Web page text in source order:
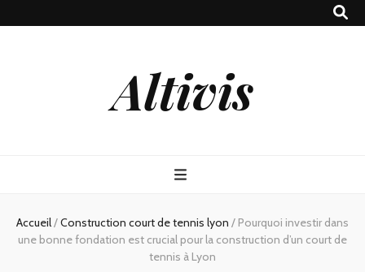
Altivis
Accueil/Construction court de tennis lyon / Pourquoi investir dans
une bonne fondation est crucial pour la construction d’un court de
tennis à Lyon